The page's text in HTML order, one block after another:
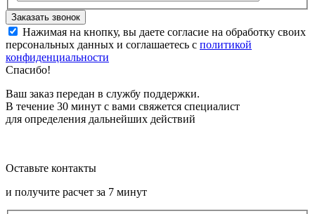
Нажимая на кнопку, вы даете согласие на обработку своих
персональных данных и соглашаетесь с политикой
конфиденциальности
Спасибо!
Ваш заказ передан в службу поддержки.
В течение 30 минут с вами свяжется специалист
для определения дальнейших действий
Оставьте контакты
и получите расчет за 7 минут